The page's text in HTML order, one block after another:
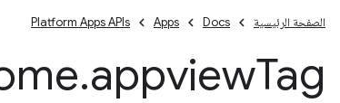
الصفحة الرئيسية Docs
Apps
Platform Apps APIs
.appviewTag